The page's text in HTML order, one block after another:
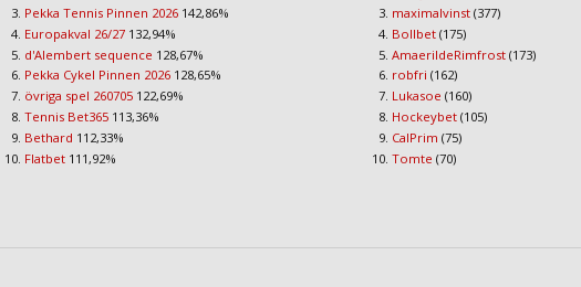
Pekka Tennis Pinnen 2026 142,86%
Europakval 26/27 132,94%
d'Alembert sequence 128,67%
Pekka Cykel Pinnen 2026 128,65%
övriga spel 260705 122,69%
Tennis Bet365 113,36%
Bethard 112,33%
Flatbet 111,92%
maximalvinst (377)
Bollbet (175)
AmaerildeRimfrost (173)
robfri (162)
Lukasoe (160)
Hockeybet (105)
CalPrim (75)
Tomte (70)